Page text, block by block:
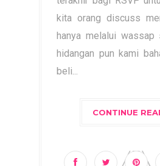
kita orang discuss
hanya melalui wassap
hidangan pun kami
beli...
CONTINUE